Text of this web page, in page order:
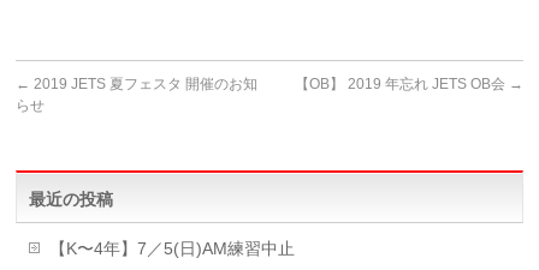
← 2019 JETS 夏フェスタ 開催のお知
らせ
【OB】 2019 年忘れ JETS OB会 →
最近の投稿
【K〜4年】7／5(日)AM練習中止